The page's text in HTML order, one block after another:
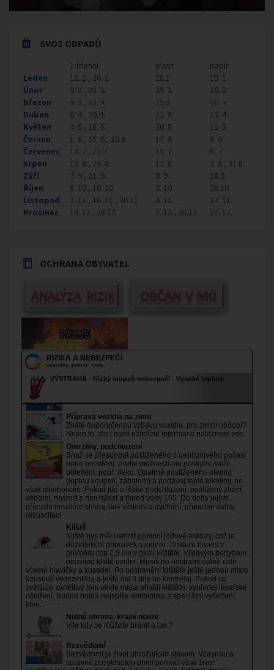
SVOZ ODPADŮ
14denní plast
papír
Leden
12. 1., 26. 1. 28.1.
19. 1.
Únor
9. 2., 23. 2. 25. 2.
16. 2.
Březen
9. 3., 23. 3. 25.3.
16. 3.
Duben
6. 4., 20,4. 22. 4.
13. 4.
Květen
4. 5., 18. 5. 20. 5.
11. 5.
Červen
1. 6., 15. 6., 29.6. 17. 6.
8. 6.
Červenec
13. 7., 27.7. 15. 7.
6. 7.
Srpen
10. 8., 24. 8. 12. 8.
3. 8., 31.8.
Září
7. 9., 21. 9. 9. 9.
28.9.
Říjen
5. 10., 19. 10. 7. 10.
26.10.
Listopad
2. 11., 16. 11., 30.11. 4. 11.
23. 11.
Prosinec
14. 12., 28.12. 2. 12., 30.12. 21. 12.
OCHRANA OBYVATEL